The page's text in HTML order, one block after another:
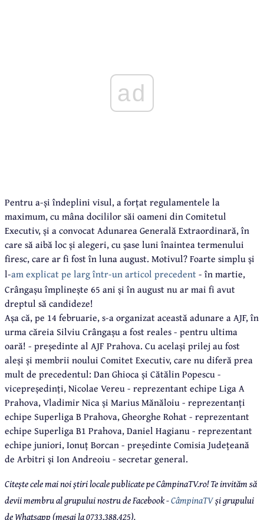
ad
Pentru a-și îndeplini visul, a forțat regulamentele la
maximum, cu mâna docililor săi oameni din Comitetul
Executiv, și a convocat Adunarea Generală Extraordinară, în
care să aibă loc și alegeri, cu șase luni înaintea termenului
firesc, care ar fi fost în luna august. Motivul? Foarte simplu și
l-am explicat pe larg într-un articol precedent- în martie,
Crângașu împlinește 65 ani și în august nu ar mai fi avut
dreptul să candideze!
Așa că, pe 14 februarie, s-a organizat această adunare a AJF, în
urma căreia Silviu Crângașu a fost reales - pentru ultima
oară! - președinte al AJF Prahova. Cu același prilej au fost
aleși și membrii noului Comitet Executiv, care nu diferă prea
mult de precedentul: Dan Ghioca și Cătălin Popescu -
vicepreședinți, Nicolae Vereu - reprezentant echipe Liga A
Prahova, Vladimir Nica și Marius Mănăloiu - reprezentanți
echipe Superliga B Prahova, Gheorghe Rohat - reprezentant
echipe Superliga B1 Prahova, Daniel Hagianu - reprezentant
echipe juniori, Ionuț Borcan - președinte Comisia Județeană
de Arbitri și Ion Andreoiu - secretar general.
Citește cele mai noi știri locale publicate pe CâmpinaTV.ro! Te invităm să
devii membru al grupului nostru de Facebook -CâmpinaTVși grupului
de Whatsapp (mesaj la 0733.388.425).